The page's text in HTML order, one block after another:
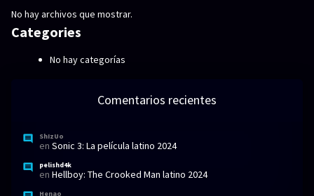
No hay archivos que mostrar.
Categories
No hay categorías
Comentarios recientes
ShIzUo
en Sonic 3: La película latino 2024
pelishd4k
en Hellboy: The Crooked Man latino 2024
Henao